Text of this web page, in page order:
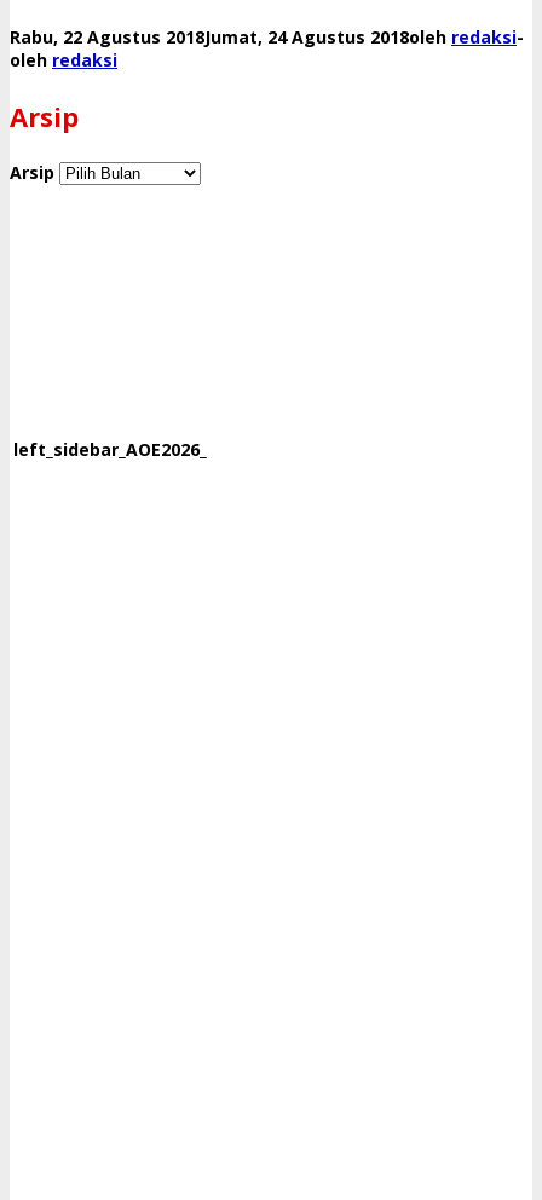
Rabu, 22 Agustus 2018Jumat, 24 Agustus 2018oleh redaksi-
oleh redaksi
Arsip
Arsip
left_sidebar_AOE2026_160x600_1